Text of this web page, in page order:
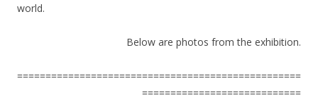
world.
Below are photos from the exhibition.
==================================================
============================